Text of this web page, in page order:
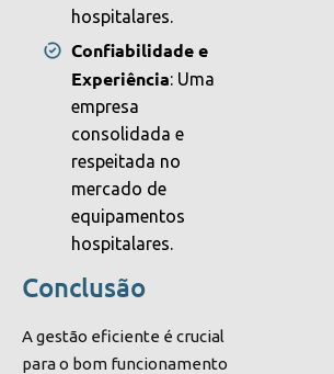
hospitalares.
Confiabilidade e
Experiência: Uma
empresa
consolidada e
respeitada no
mercado de
equipamentos
hospitalares.
Conclusão
A gestão eficiente é crucial
para o bom funcionamento